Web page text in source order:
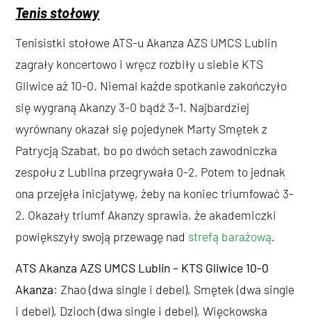
Tenis stołowy
Tenisistki stołowe ATS-u Akanza AZS UMCS Lublin
zagrały koncertowo i wręcz rozbiły u siebie KTS
Gliwice aż 10-0. Niemal każde spotkanie zakończyło
się wygraną Akanzy 3-0 bądź 3-1. Najbardziej
wyrównany okazał się pojedynek Marty Smętek z
Patrycją Szabat, bo po dwóch setach zawodniczka
zespołu z Lublina przegrywała 0-2. Potem to jednak
ona przejęła inicjatywę, żeby na koniec triumfować 3-
2. Okazały triumf Akanzy sprawia, że akademiczki
powiększyły swoją przewagę nad strefą barażową.
ATS Akanza AZS UMCS Lublin – KTS Gliwice 10-0
Akanza: Zhao (dwa single i debel), Smętek (dwa single
i debel), Dzioch (dwa single i debel), Więckowska